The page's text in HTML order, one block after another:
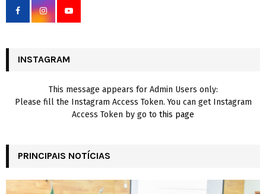
r
INSTAGRAM
This message appears for Admin Users only:
Please fill the Instagram Access Token. You can get Instagram
Access Token by go to this page
PRINCIPAIS NOTÍCIAS